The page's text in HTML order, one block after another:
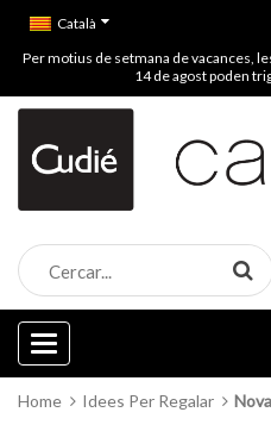
Català
Per motius de setmana de vacances,
14 de agost poden
Categories
Home Idees Per Regalar